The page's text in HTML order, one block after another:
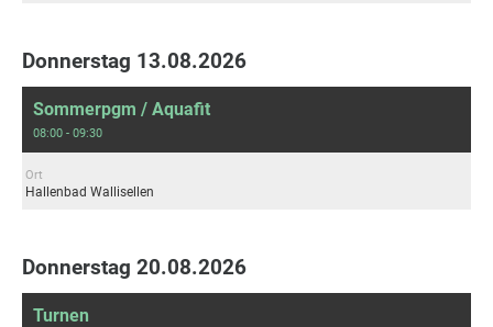
Donnerstag 13.08.2026
Sommerpgm / Aquafit
08:00 - 09:30
Ort
Hallenbad Wallisellen
Donnerstag 20.08.2026
Turnen